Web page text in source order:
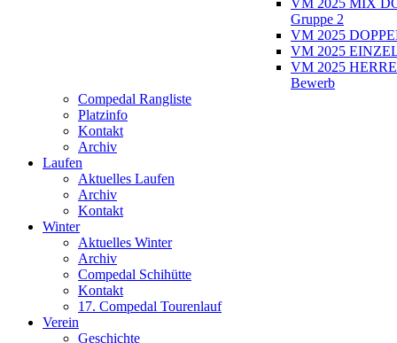
VM 2025 MIX
Gruppe 2
VM 2025
VM 2025
VM 2025
Bewerb
Compedal Rangliste
Platzinfo
Kontakt
Archiv
Laufen
Aktuelles Laufen
Archiv
Kontakt
Winter
Aktuelles Winter
Archiv
Compedal Schihütte
Kontakt
17. Compedal Tourenlauf
Verein
Geschichte